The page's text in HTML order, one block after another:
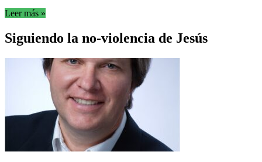
Leer más »
Siguiendo la no-violencia de Jesús